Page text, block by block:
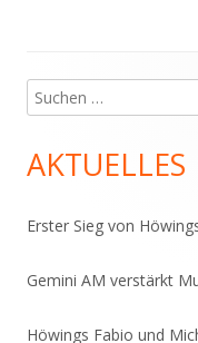
Haupt-
Seitenleiste
Suchen
nach:
AKTUELLES
Erster Sieg von
Gemini AM verstärkt
Höwings Fabio und